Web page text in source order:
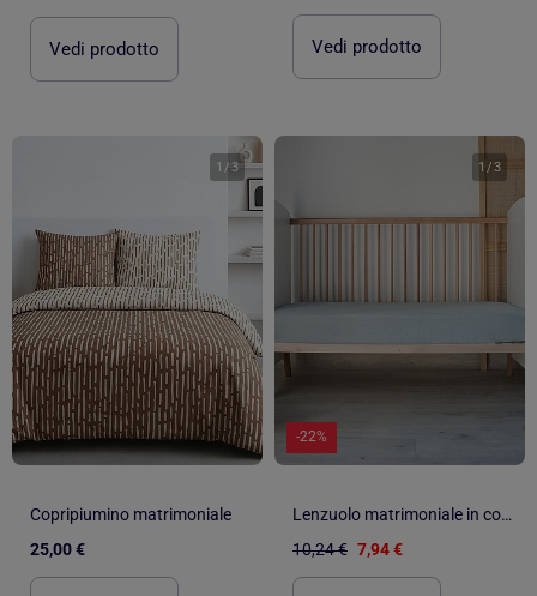
Vedi prodotto Vedi prodotto
1 /3
Copripiumino matrimoniale
25,00 €
1 /3
-22%
Lenzuolo matrimoniale in cotone certificato Oeko tex
10,24 € 7,94 €